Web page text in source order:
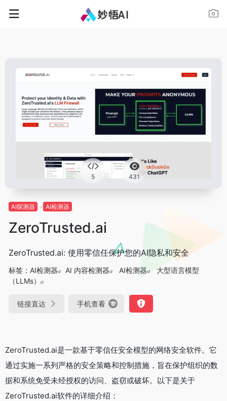
5 431
AI探测器 AI检测器
ZeroTrusted.ai
ZeroTrusted.ai: 使用零信任保护您的AI隐私和安全
标签： AI检测器 AI 内容检测器 AI检测器
大型语言模型
（LLMs）
链接直达 手机查看
ZeroTrusted.ai是一款基于零信任安全模型的网络安全软件。它
通过实施一系列严格的安全策略和控制措施，旨在保护组织的数
据和系统免受未经授权的访问、盗窃或破坏。以下是关于
ZeroTrusted.ai软件的详细介绍：